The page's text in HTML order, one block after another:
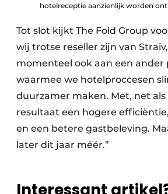
hotelreceptie aanzienlijk worden
Tot slot kijkt The Fold Group
wij trotse reseller zijn van
momenteel ook aan een ander
waarmee we hotelproccesen
duurzamer maken. Met, net als
resultaat een hogere
en een betere gastbeleving.
later dit jaar méér.”